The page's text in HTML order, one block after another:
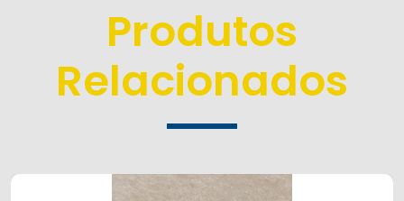
Produtos
Relacionados